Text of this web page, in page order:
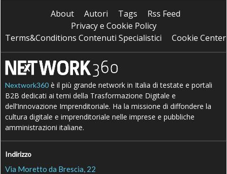
About Autori Tags
Rss Feed
Privacy e Cookie Policy
Terms&Conditions Contenuti Specialistici
Cookie Center
Nextwork360 è il più grande network in Italia di testate e portali
B2B dedicati ai temi della Trasformazione Digitale e
dell’Innovazione Imprenditoriale. Ha la missione di diffondere la
cultura digitale e imprenditoriale nelle imprese e pubbliche
amministrazioni italiane.
Indirizzo
Via Moretto da Brescia, 22